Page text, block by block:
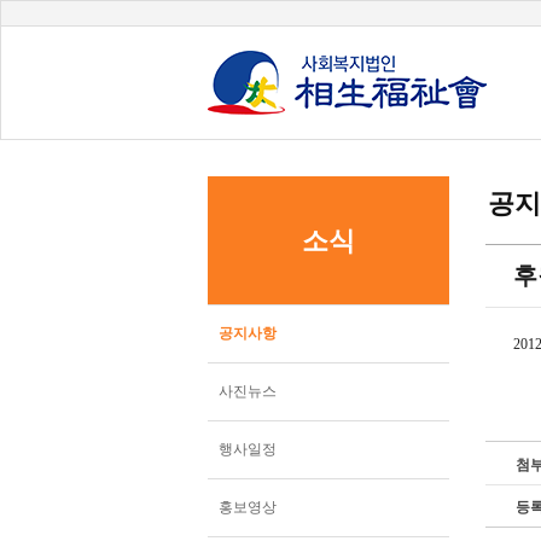
소식
공지사항
사진뉴스
행사일정
홍보영상
공
첨
등